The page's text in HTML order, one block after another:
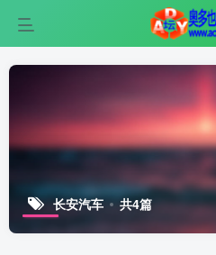
长安汽车 共4篇